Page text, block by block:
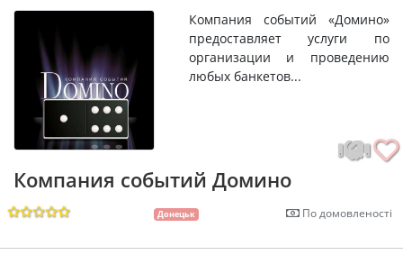
Компания событий «Домино»
предоставляет услуги по
организации и проведению
любых банкетов...
Компания событий Домино
Донецьк По домовленості